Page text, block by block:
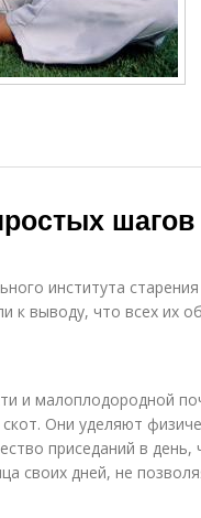
шагов
института
к выводу, что всех их
и малоплодородной
Они уделяют
приседаний в день,
своих дней, не